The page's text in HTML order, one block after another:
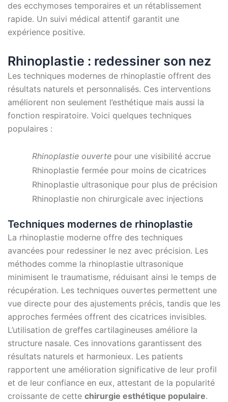
des ecchymoses temporaires et un rétablissement
rapide. Un suivi médical attentif garantit une
expérience positive.
Rhinoplastie : redessiner son nez
Les techniques modernes de rhinoplastie offrent des
résultats naturels et personnalisés. Ces interventions
améliorent non seulement l’esthétique mais aussi la
fonction respiratoire. Voici quelques techniques
populaires :
Rhinoplastie ouvertepour une visibilité accrue
Rhinoplastie fermée pour moins de cicatrices
Rhinoplastie ultrasonique pour plus de précision
Rhinoplastie non chirurgicale avec injections
Techniques modernes de rhinoplastie
La rhinoplastie moderne offre des techniques
avancées pour redessiner le nez avec précision. Les
méthodes comme la rhinoplastie ultrasonique
minimisent le traumatisme, réduisant ainsi le temps de
récupération. Les techniques ouvertes permettent une
vue directe pour des ajustements précis, tandis que les
approches fermées offrent des cicatrices invisibles.
L’utilisation de greffes cartilagineuses améliore la
structure nasale. Ces innovations garantissent des
résultats naturels et harmonieux. Les patients
rapportent une amélioration significative de leur profil
et de leur confiance en eux, attestant de la popularité
croissante de cette chirurgie esthétique populaire.